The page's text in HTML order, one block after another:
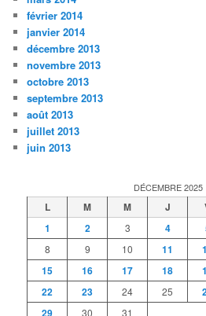
février 2014
janvier 2014
décembre 2013
novembre 2013
octobre 2013
septembre 2013
août 2013
juillet 2013
juin 2013
DÉCEMBRE 2025
L M M J
1
2 3 4
8 9 10 11
15 16 17 18
22 23 24 25
29
30 31